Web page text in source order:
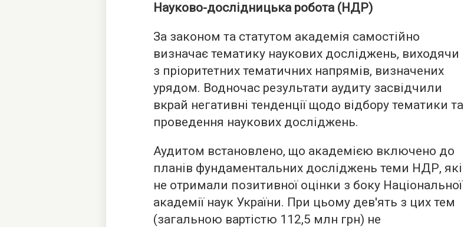
Науково-дослідницька робота (НДР)
За законом та статутом академія самостійно
визначає тематику наукових досліджень, виходячи
з пріоритетних тематичних напрямів, визначених
урядом. Водночас результати аудиту засвідчили
вкрай негативні тенденції щодо відбору тематики та
проведення наукових досліджень.
Аудитом встановлено, що академією включено до
планів фундаментальних досліджень теми НДР, які
не отримали позитивної оцінки з боку Національної
академії наук України. При цьому дев'ять з цих тем
(загальною вартістю 112,5 млн грн) не